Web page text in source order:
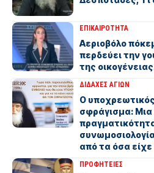
ΕΠΙΚΑΙΡΟΤΗΤΑ
Αεριοβόλο
περδεύει την
της
ΔΙΔΑΧΕΣ ΑΓΙΩΝ
Ο
σφράγισμα:
από τα όσα είχε
ΠΡΟΦΗΤΕΙΕΣ